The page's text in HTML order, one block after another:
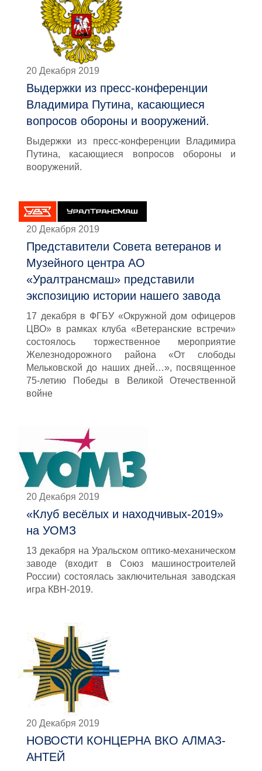
20 Декабря 2019
Выдержки из пресс-конференции
Владимира Путина, касающиеся
вопросов обороны и вооружений.
Выдержки из пресс-конференции Владимира
Путина, касающиеся вопросов обороны и
вооружений.
20 Декабря 2019
Представители Совета ветеранов и
Музейного центра АО
«Уралтрансмаш» представили
экспозицию истории нашего завода
17 декабря в ФГБУ «Окружной дом офицеров
ЦВО» в рамках клуба «Ветеранские встречи»
состоялось торжественное мероприятие
Железнодорожного района «От слободы
Мельковской до наших дней…», посвященное
75-летию Победы в Великой Отечественной
войне
20 Декабря 2019
«Клуб весёлых и находчивых-2019»
на УОМЗ
13 декабря на Уральском оптико-механическом
заводе (входит в Союз машиностроителей
России) состоялась заключительная заводская
игра КВН-2019.
20 Декабря 2019
НОВОСТИ КОНЦЕРНА ВКО АЛМАЗ-
АНТЕЙ